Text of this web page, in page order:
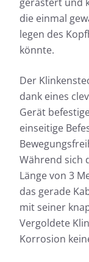
die einmal
legen des
könnte.
Der
dank eines
Gerät
einseitige
Während sich
Länge von 3
das gerade
mit seiner
Vergoldete
Korrosion